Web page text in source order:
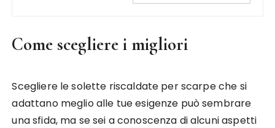
Come scegliere i migliori
Scegliere le solette riscaldate per scarpe che si
adattano meglio alle tue esigenze può sembrare
una sfida, ma se sei a conoscenza di alcuni aspetti